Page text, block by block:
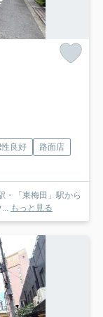
良好
路面店
もっと見る